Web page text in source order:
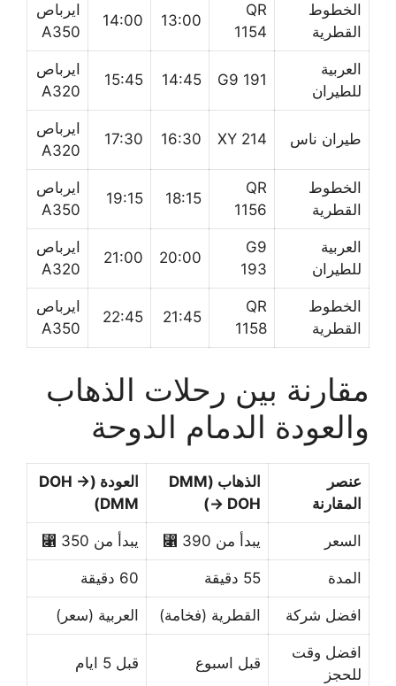
الخطوط
القطرية
QR
1154
13:00
14:00
ايرباص
A350
العربية
للطيران
G9 191
14:45
15:45
ايرباص
A320
طيران ناس XY 214
16:30
17:30
ايرباص
A320
الخطوط
القطرية
QR
1156
18:15
19:15
ايرباص
A350
العربية
للطيران
G9
193
20:00
21:00
ايرباص
A320
الخطوط
القطرية
QR
1158
21:45
22:45
ايرباص
A350
مقارنة بين رحلات الذهاب
والعودة الدمام الدوحة
عنصر
المقارنة
الذهاب (DMM
→ DOH)
العودة (DOH →
DMM)
السعر يبدأ من 390 ⃁ يبدأ من 350 ⃁
المدة 55 دقيقة 60 دقيقة
افضل شركة القطرية (فخامة) العربية (سعر)
افضل وقت
للحجز
قبل اسبوع قبل 5 ايام